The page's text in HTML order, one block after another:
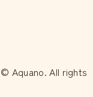
© Aquano. All rights